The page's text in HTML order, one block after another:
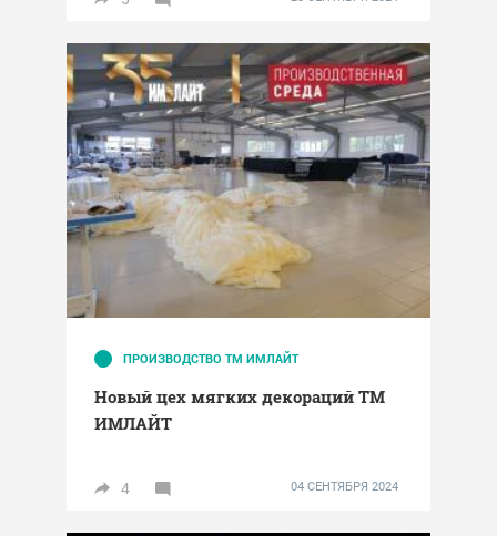
ПРОИЗВОДСТВО ТМ ИМЛАЙТ
Новый цех мягких декораций ТМ
ИМЛАЙТ
4 04 СЕНТЯБРЯ 2024